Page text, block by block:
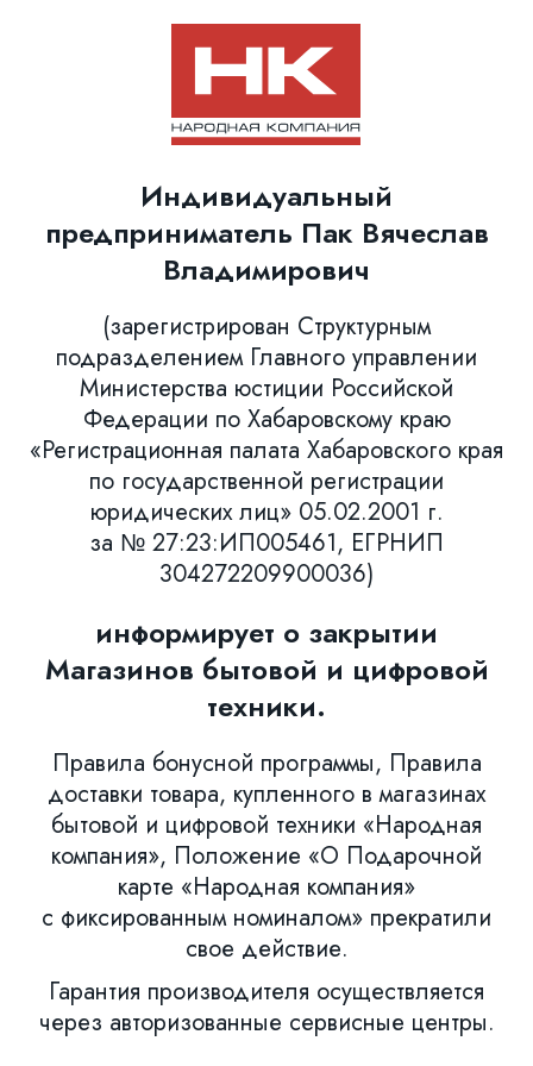
Индивидуальный
предприниматель Пак Вячеслав
Владимирович
(зарегистрирован Структурным
подразделением Главного управлении
Министерства юстиции Российской
Федерации по Хабаровскому краю
«Регистрационная палата Хабаровского края
по государственной регистрации
юридических лиц» 05.02.2001 г.
за № 27:23:ИП005461, ЕГРНИП
304272209900036)
информирует о закрытии
Магазинов бытовой и цифровой
техники.
Правила бонусной программы, Правила
доставки товара, купленного в магазинах
бытовой и цифровой техники «Народная
компания», Положение «О Подарочной
карте «Народная компания»
с фиксированным номиналом» прекратили
свое действие.
Гарантия производителя осуществляется
через авторизованные сервисные центры.